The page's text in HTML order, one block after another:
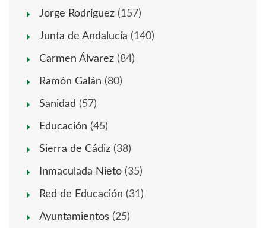
Jorge Rodríguez (157)
Junta de Andalucía (140)
Carmen Álvarez (84)
Ramón Galán (80)
Sanidad (57)
Educación (45)
Sierra de Cádiz (38)
Inmaculada Nieto (35)
Red de Educación (31)
Ayuntamientos (25)